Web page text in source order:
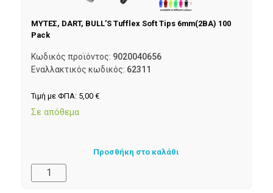
ΜΥΤΕΣ, DART, BULL’S Tufflex Soft Tips 6mm(2BA) 100
Pack
Κωδικός προϊόντος: 9020040656
Εναλλακτικός κωδικός: 62311
Τιμή με ΦΠΑ: 5,00 €
Σε απόθεμα
Προσθήκη στο καλάθι